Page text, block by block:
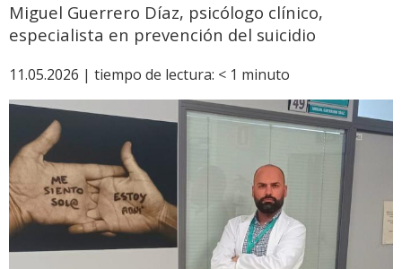
Miguel Guerrero Díaz, psicólogo clínico,
especialista en prevención del suicidio
11.05.2026 | tiempo de lectura: < 1 minuto